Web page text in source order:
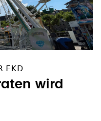
EKD
wird